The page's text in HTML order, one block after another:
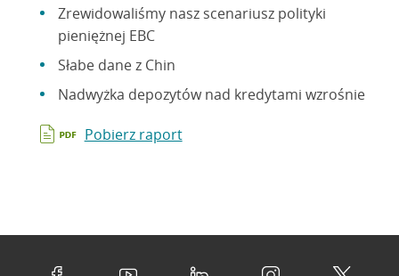
Zrewidowaliśmy nasz scenariusz polityki
pieniężnej EBC
Słabe dane z Chin
Nadwyżka depozytów nad kredytami wzrośnie
Pobierz raport